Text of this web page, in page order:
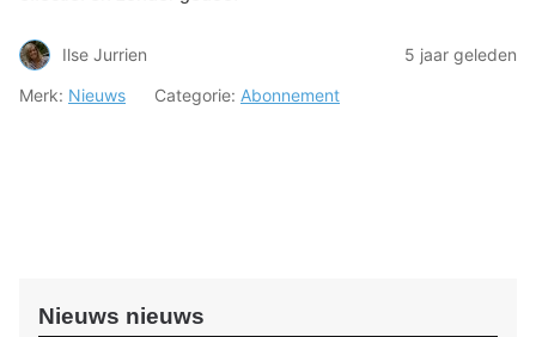
Ilse Jurrien
5 jaar geleden
Merk: Nieuws Categorie: Abonnement
Nieuws nieuws